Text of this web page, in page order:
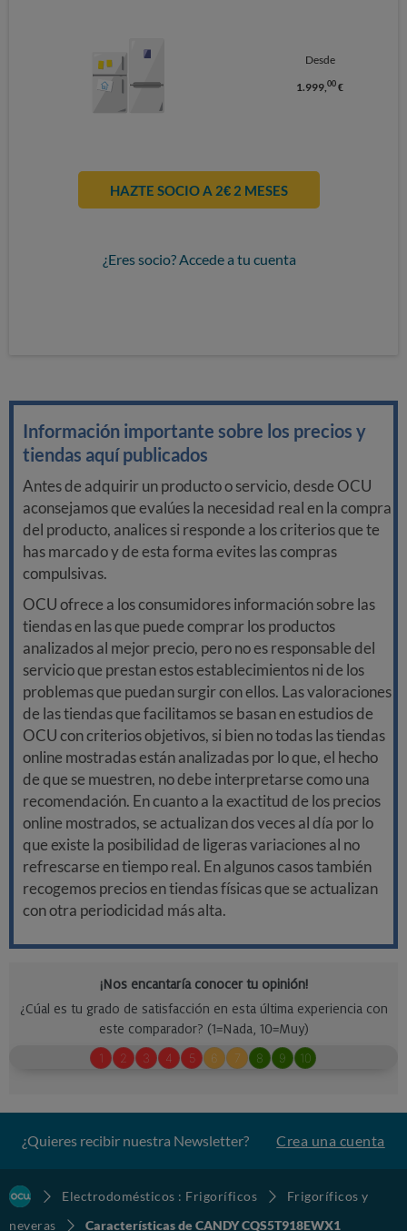
Desde
1.999,00 €
HAZTE SOCIO A 2€ 2 MESES
¿Eres socio? Accede a tu cuenta
Información importante sobre los precios y
tiendas aquí publicados
Antes de adquirir un producto o servicio, desde OCU
aconsejamos que evalúes la necesidad real en la compra
del producto, analices si responde a los criterios que te
has marcado y de esta forma evites las compras
compulsivas.
OCU ofrece a los consumidores información sobre las
tiendas en las que puede comprar los productos
analizados al mejor precio, pero no es responsable del
servicio que prestan estos establecimientos ni de los
problemas que puedan surgir con ellos. Las valoraciones
de las tiendas que facilitamos se basan en estudios de
OCU con criterios objetivos, si bien no todas las tiendas
online mostradas están analizadas por lo que, el hecho
de que se muestren, no debe interpretarse como una
recomendación. En cuanto a la exactitud de los precios
online mostrados, se actualizan dos veces al día por lo
que existe la posibilidad de ligeras variaciones al no
refrescarse en tiempo real. En algunos casos también
recogemos precios en tiendas físicas que se actualizan
con otra periodicidad más alta.
¿Quieres recibir nuestra Newsletter? Crea una cuenta
Electrodomésticos : Frigoríficos
Frigoríficos y
neveras
Características de CANDY CQS5T918EWX1